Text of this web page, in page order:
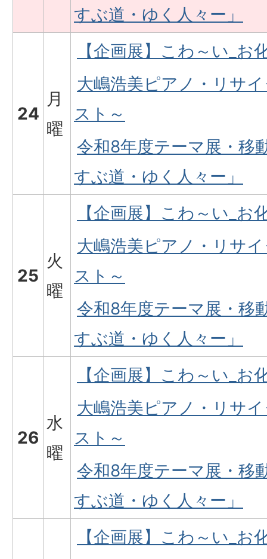
すぶ道・ゆく人々ー」
24
月
曜
【企画展】こわ～い_お
大嶋浩美ピアノ・リサ
スト～
令和8年度テーマ展・移
すぶ道・ゆく人々ー」
25
火
曜
【企画展】こわ～い_お
大嶋浩美ピアノ・リサ
スト～
令和8年度テーマ展・移
すぶ道・ゆく人々ー」
26
水
曜
【企画展】こわ～い_お
大嶋浩美ピアノ・リサ
スト～
令和8年度テーマ展・移
すぶ道・ゆく人々ー」
【企画展】こわ～い_お